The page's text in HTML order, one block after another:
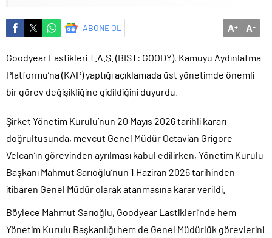
ABONE OL A+ A-
Goodyear Lastikleri T.A.Ş. (BIST: GOODY), Kamuyu Aydınlatma
Platformu’na (KAP) yaptığı açıklamada üst yönetimde önemli
bir görev değişikliğine gidildiğini duyurdu.
Şirket Yönetim Kurulu’nun 20 Mayıs 2026 tarihli kararı
doğrultusunda, mevcut Genel Müdür Octavian Grigore
Velcan’ın görevinden ayrılması kabul edilirken, Yönetim Kurulu
Başkanı Mahmut Sarıoğlu’nun 1 Haziran 2026 tarihinden
itibaren Genel Müdür olarak atanmasına karar verildi.
Böylece Mahmut Sarıoğlu, Goodyear Lastikleri’nde hem
Yönetim Kurulu Başkanlığı hem de Genel Müdürlük görevlerini